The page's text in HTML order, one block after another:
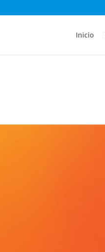
Inicio